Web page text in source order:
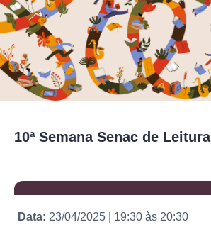
10ª Semana Senac de Leitura
Data: 23/04/2025 19:30 às 20:30